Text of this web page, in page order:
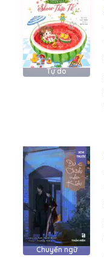
Tự do
Chuyển ngữ